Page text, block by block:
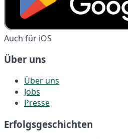
Auch für iOS
Über uns
Über uns
Jobs
Presse
Erfolgsgeschichten